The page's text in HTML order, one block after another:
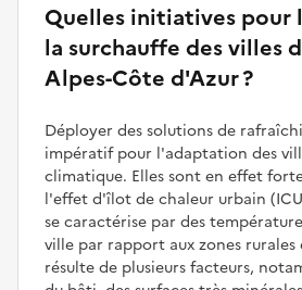
Quelles initiatives
la surchauffe des villes
Alpes-Côte d'Azur ?
Déployer des solutions de
impératif pour l'adaptation des
climatique. Elles sont en effet
l'effet d'îlot de chaleur urbain
se caractérise par des
ville par rapport aux zones
résulte de plusieurs facteurs,